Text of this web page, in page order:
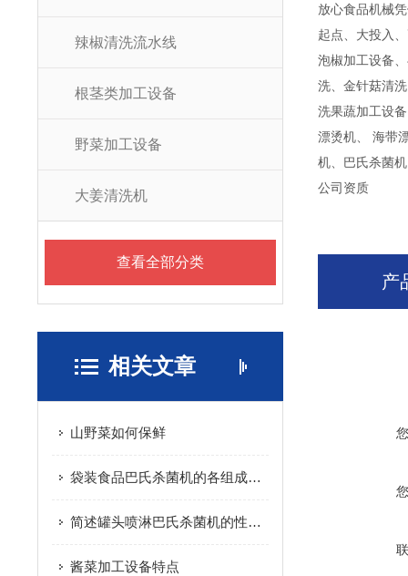
辣椒清洗流水线
根茎类加工设备
野菜加工设备
大姜清洗机
查看全部分类
相关文章
山野菜如何保鲜
袋装食品巴氏杀菌机的各组成结构原理分享
简述罐头喷淋巴氏杀菌机的性能特点
酱菜加工设备特点
放心食品机械
起点、大投入
泡椒加工设备
洗、金针菇清
洗果蔬加工设
漂烫机、 海带
机、巴氏杀菌
公司资质
产